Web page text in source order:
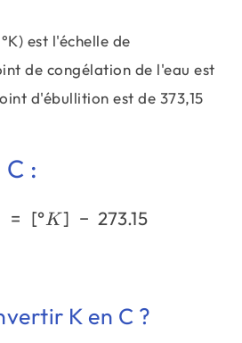
est l'échelle de
de congélation de l'eau est
d'ébullition est de 373,15
:
\text{Degrees
= [°K ] − 273.15
K en C ?